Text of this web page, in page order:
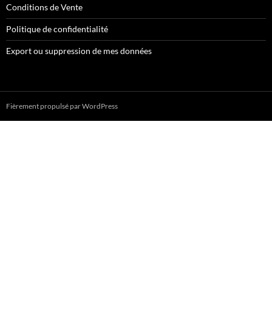
Conditions de Vente
Politique de confidentialité
Export ou suppression de mes données
Fièrement propulsé par WordPress